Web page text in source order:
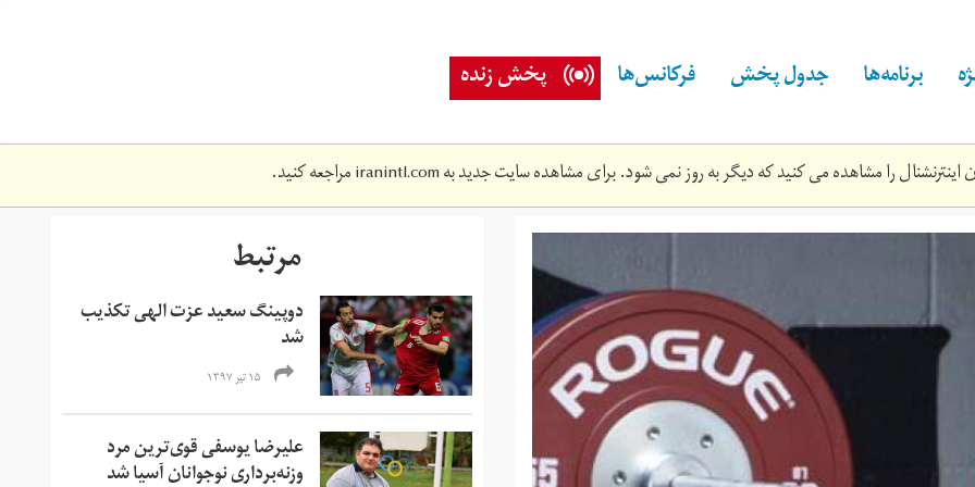
برنامه‌ها جدول پخش فرکانس‌ها پخش زنده
را مشاهده می کنید که دیگر به روز نمی شود. برای مشاهده سایت جدید بهiranintl.comمراجعه کنید.
مرتبط
دوپینگ سعید عزت الهی تکذیب
شد
۱۵ تیر ۱۳۹۷
علیرضا یوسفی قوی‌ترین مرد
وزنه‌برداری نوجوانان آسیا شد